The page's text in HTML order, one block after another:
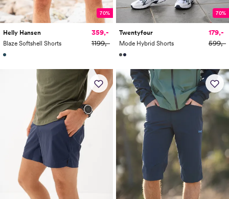
70%
Helly Hansen
Blaze Softshell Shorts
359,-
1199,-
70%
Twentyfour
Mode Hybrid Shorts
179,-
599,-